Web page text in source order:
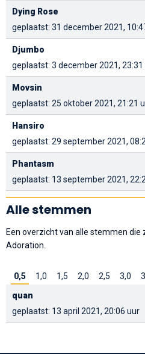
Dying Rose
geplaatst: 31 december 2021,
Djumbo
geplaatst: 3 december 2021, 23:31
Movsin
geplaatst: 25 oktober 2021, 21:21
Hansiro
geplaatst: 29 september 2021,
Phantasm
geplaatst: 13 september 2021,
Alle stemmen
Een overzicht van alle stemmen die
Adoration.
0,5 1,0 1,5 2,0 2,5 3,0
quan
geplaatst: 13 april 2021, 20:06 uur